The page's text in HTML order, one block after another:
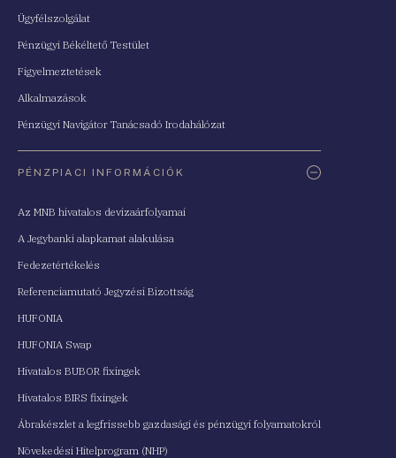
Ügyfélszolgálat
Pénzügyi Békéltető Testület
Figyelmeztetések
Alkalmazások
Pénzügyi Navigátor Tanácsadó Irodahálózat
PÉNZPIACI INFORMÁCIÓK
Az MNB hivatalos devizaárfolyamai
A Jegybanki alapkamat alakulása
Fedezetértékelés
Referenciamutató Jegyzési Bizottság
HUFONIA
HUFONIA Swap
Hivatalos BUBOR fixingek
Hivatalos BIRS fixingek
Ábrakészlet a legfrissebb gazdasági és pénzügyi folyamatokról
Növekedési Hitelprogram (NHP)